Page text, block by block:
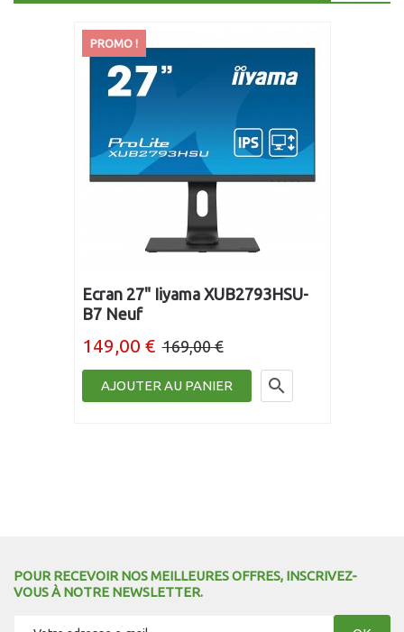
PROMO !
Ecran 27" Iiyama XUB2793HSU-
B7 Neuf
149,00 € 169,00 €
AJOUTER AU PANIER 
POUR RECEVOIR NOS MEILLEURES OFFRES, INSCRIVEZ-
VOUS À NOTRE NEWSLETTER.